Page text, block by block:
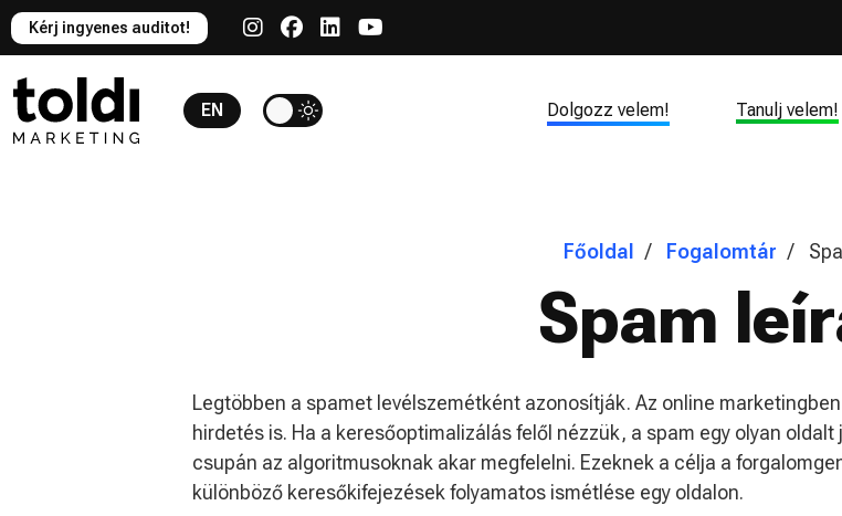
Kérj ingyenes auditot!
EN Dolgozz velem! Tanulj velem!
Főoldal Fogalomtár
Spam
Legtöbben a spamet levélszemétként azonosítják. Az online
hirdetés is. Ha a keresőoptimalizálás felől nézzük, a spam egy olyan
csupán az algoritmusoknak akar megfelelni. Ezeknek a célja a
különböző keresőkifejezések folyamatos ismétlése egy oldalon.